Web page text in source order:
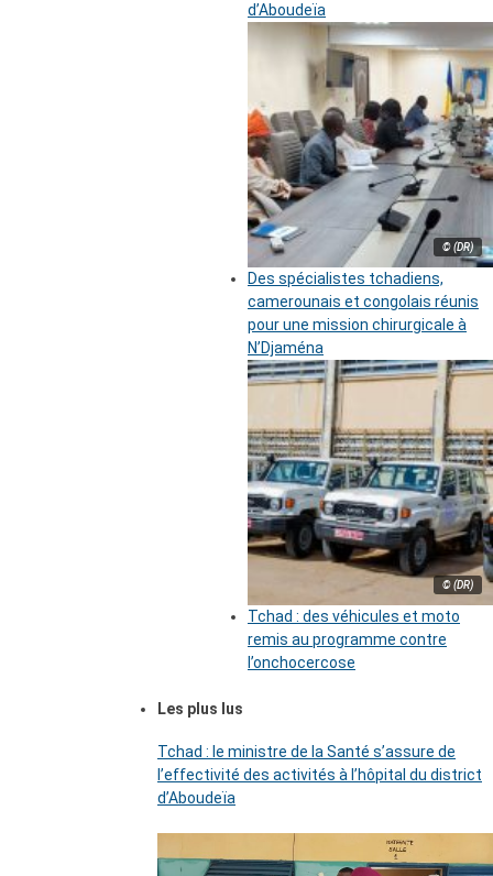
d’Aboudeïa
© (DR)
Des spécialistes tchadiens,
camerounais et congolais réunis
pour une mission chirurgicale à
N’Djaména
© (DR)
Tchad : des véhicules et moto
remis au programme contre
l’onchocercose
Les plus lus
Tchad : le ministre de la Santé s’assure de
l’effectivité des activités à l’hôpital du district
d’Aboudeïa